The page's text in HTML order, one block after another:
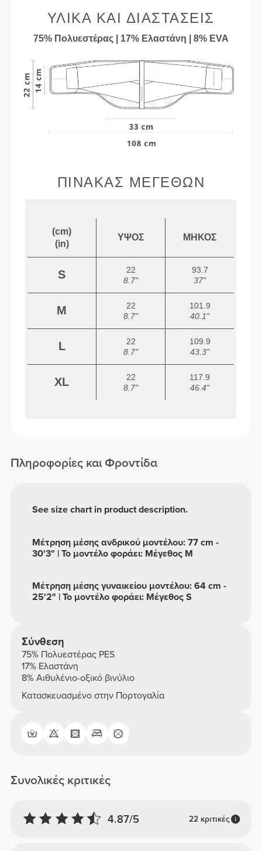
ΥΛΙΚΆ ΚΑΙ ΔΙΑΣΤΆΣΕΙΣ
75% Πολυεστέρας | 17% Ελαστάνη | 8% EVA
ΠΊΝΑΚΑΣ ΜΕΓΕΘΏΝ
(cm)
(in)
ΎΨΟΣ ΜΉΚΟΣ
S
22
8.7"
93.7
37"
M
22
8.7"
101.9
40.1"
L
22
8.7"
109.9
43.3"
XL
22
8.7"
117.9
46.4"
Πληροφορίες και Φροντίδα
Μέτρηση μέσης γυναικείου μοντέλου: 64 cm -
25'2" | Το μοντέλο φοράει: Μέγεθος S
Μέτρηση μέσης ανδρικού μοντέλου: 77 cm -
30'3" | Το μοντέλο φοράει: Μέγεθος M
See size chart in product description.
Σύνθεση
75% Πολυεστέρας PES
17% Ελαστάνη
8% Αιθυλένιο-οξικό βινύλιο
Κατασκευασμένο στην Πορτογαλία
Συνολικές κριτικές
4.87/5 22 κριτικές